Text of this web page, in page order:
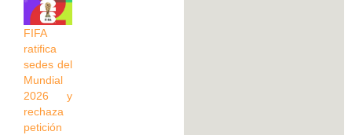
FIFA
ratifica
sedes del
Mundial
2026 y
rechaza
petición